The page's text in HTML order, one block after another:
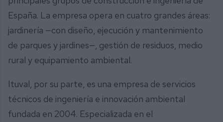
España. La empresa opera en cuatro grandes áreas:
jardinería —con diseño, ejecución y mantenimiento
de parques y jardines—, gestión de residuos, medio
rural y equipamiento ambiental.
Ituval, por su parte, es una empresa de servicios
técnicos de ingeniería e innovación ambiental
fundada en 2004. Especializada en el